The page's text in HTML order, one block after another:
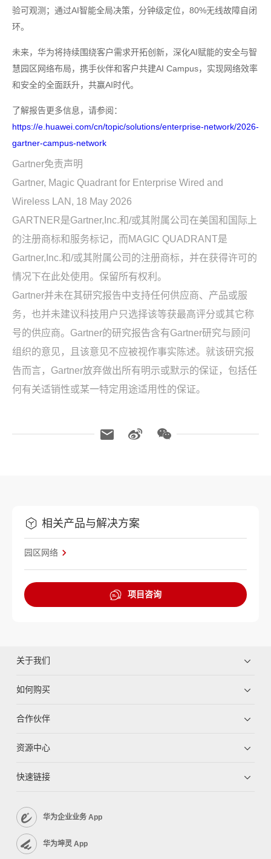
验可观测；通过AI智能全局决策，分钟级定位，80%无线故障自闭
环。
未来，华为将持续围绕客户需求开拓创新，深化AI赋能的安全与智
慧园区网络布局，携手伙伴和客户共建AI Campus，实现网络效率
和安全的全面跃升，共赢AI时代。
了解报告更多信息，请参阅：
https://e.huawei.com/cn/topic/solutions/enterprise-network/2026-
gartner-campus-network
Gartner免责声明
Gartner, Magic Quadrant for Enterprise Wired and
Wireless LAN, 18 May 2026
GARTNER是Gartner,Inc.和/或其附属公司在美国和国际上
的注册商标和服务标记，而MAGIC QUADRANT是
Gartner,Inc.和/或其附属公司的注册商标，并在获得许可的
情况下在此处使用。保留所有权利。
Gartner并未在其研究报告中支持任何供应商、产品或服
务，也并未建议科技用户只选择该等获最高评分或其它称
号的供应商。Gartner的研究报告含有Gartner研究与顾问
组织的意见，且该意见不应被视作事实陈述。就该研究报
告而言，Gartner放弃做出所有明示或默示的保证，包括任
何有关适销性或某一特定用途适用性的保证。
相关产品与解决方案
园区网络
项目咨询
关于我们
如何购买
合作伙伴
资源中心
快速链接
华为企业业务 App
华为坤灵 App